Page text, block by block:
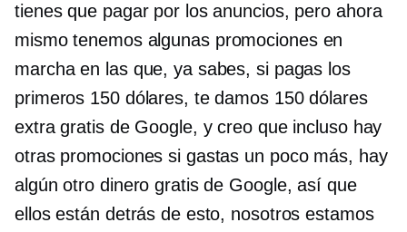
tienes que pagar por los anuncios, pero ahora
mismo tenemos algunas promociones en
marcha en las que, ya sabes, si pagas los
primeros 150 dólares, te damos 150 dólares
extra gratis de Google, y creo que incluso hay
otras promociones si gastas un poco más, hay
algún otro dinero gratis de Google, así que
ellos están detrás de esto, nosotros estamos